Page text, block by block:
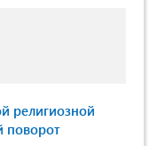
религиозной
поворот